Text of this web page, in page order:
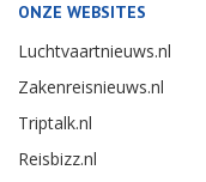
ONZE WEBSITES
Luchtvaartnieuws.nl
Zakenreisnieuws.nl
Triptalk.nl
Reisbizz.nl